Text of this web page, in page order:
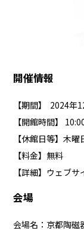
開催情報
【期間】 2024年
【開館時間】
【休館日等】木曜
【料金】無料
【詳細】 ウェブサ
会場
会場名：京都陶磁